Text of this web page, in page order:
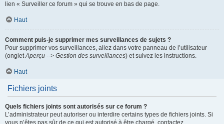
lien « Surveiller ce forum » qui se trouve en bas de page.
Haut
Comment puis-je supprimer mes surveillances de sujets ?
Pour supprimer vos surveillances, allez dans votre panneau de l’utilisateur
(ongletAperçu --> Gestion des surveillances) et suivez les instructions.
Haut
Fichiers joints
Quels fichiers joints sont autorisés sur ce forum ?
L’administrateur peut autoriser ou interdire certains types de fichiers joints. Si
vous n’êtes pas sûr de ce qui est autorisé à être chargé, contactez